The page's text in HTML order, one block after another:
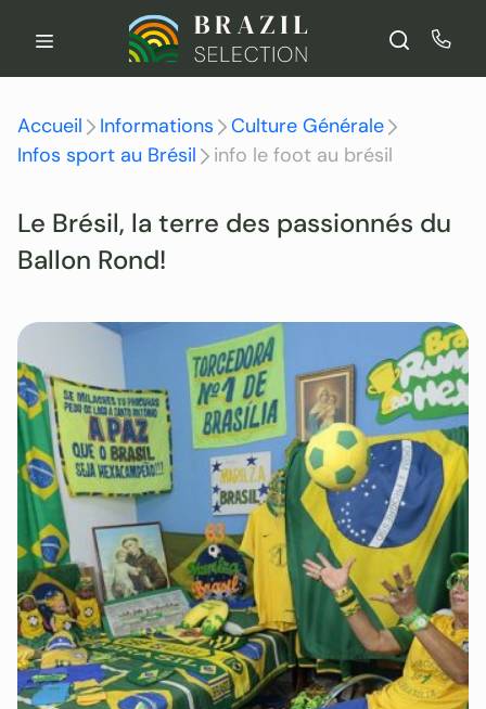
Le Brésil, la terre des passionnés du
Ballon Rond!
Accueil Informations
Culture Générale
Infos sport au Brésil
info le foot au brésil